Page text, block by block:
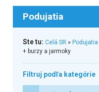
Podujatia
Ste tu: Celá SR» Podujatia
+ burzy a jarmoky
Filtruj podľa kategórie